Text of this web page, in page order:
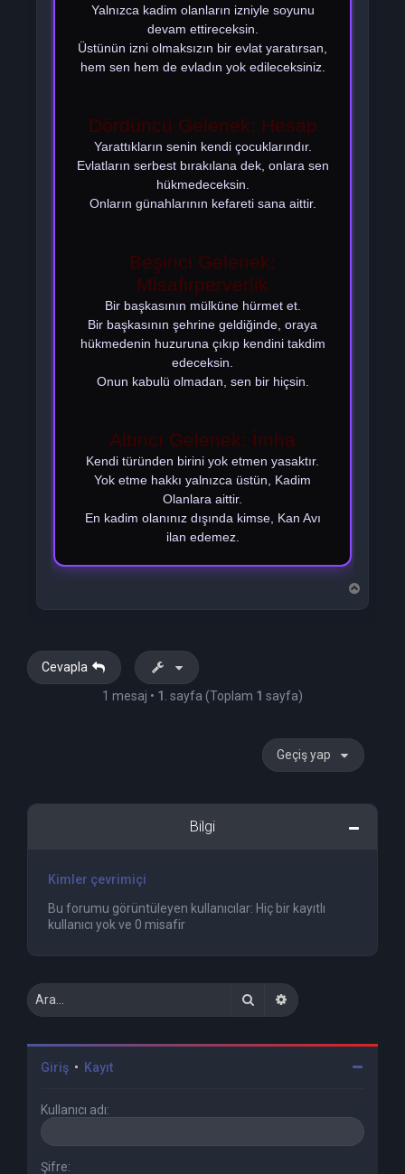
Yalnızca kadim olanların izniyle soyunu
devam ettireceksin.
Üstünün izni olmaksızın bir evlat yaratırsan,
hem sen hem de evladın yok edileceksiniz.
Dördüncü Gelenek: Hesap
Yarattıkların senin kendi çocuklarındır.
Evlatların serbest bırakılana dek, onlara sen
hükmedeceksin.
Onların günahlarının kefareti sana aittir.
Beşinci Gelenek:
Misafirperverlik
Bir başkasının mülküne hürmet et.
Bir başkasının şehrine geldiğinde, oraya
hükmedenin huzuruna çıkıp kendini takdim
edeceksin.
Onun kabulü olmadan, sen bir hiçsin.
Altıncı Gelenek: İmha
Kendi türünden birini yok etmen yasaktır.
Yok etme hakkı yalnızca üstün, Kadim
Olanlara aittir.
En kadim olanınız dışında kimse, Kan Avı
ilan edemez.
a
Cevapla
1 mesaj • 1 . sayfa (Toplam 1 sayfa)
Geçiş yap
Bilgi
Kimler çevrimiçi
Bu forumu görüntüleyen kullanıcılar: Hiç bir kayıtlı
kullanıcı yok ve 0 misafir
Gelişmiş arama
Giriş • Kayıt
Kullanıcı adı:
Şifre: